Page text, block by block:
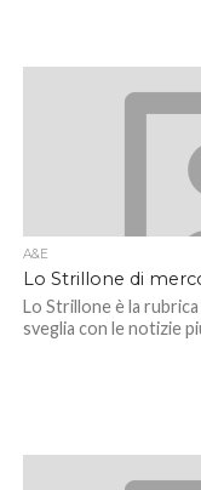
A&E
Lo Strillone di
Lo Strillone è la
sveglia con le notizie